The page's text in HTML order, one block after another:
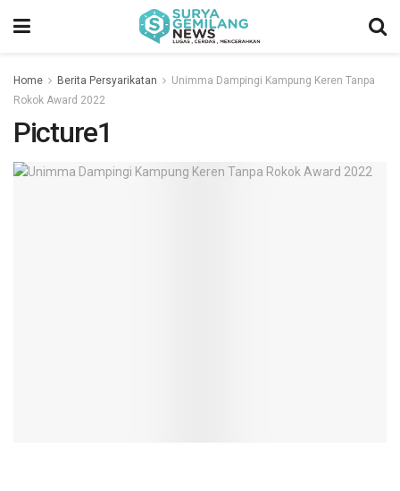
Home Berita Persyarikatan
Unimma Dampingi Kampung Keren Tanpa
Rokok Award 2022
Picture1